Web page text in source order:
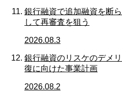
銀行融資で追加融資を断
して再審査を狙う
2026.08.3
銀行融資のリスケのデメ
復に向けた事業計画
2026.08.2